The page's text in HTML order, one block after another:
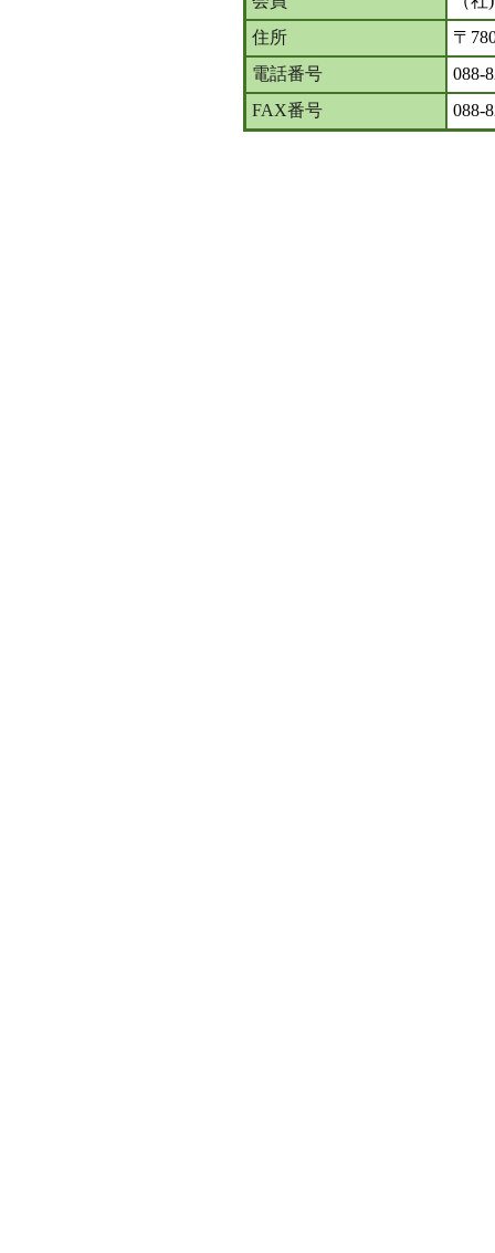
住所
〒
電話番号
088-
FAX番号
088-